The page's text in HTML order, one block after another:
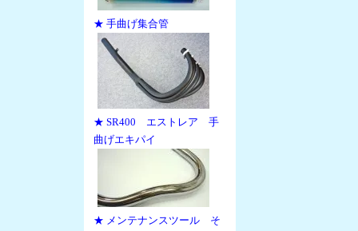
★ 手曲げ集合管
★ SR400 エストレア 手
曲げエキパイ
★ メンテナンスツール そ